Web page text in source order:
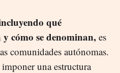
qué
cómo se denominan,es
comunidades autónomas.
una estructura